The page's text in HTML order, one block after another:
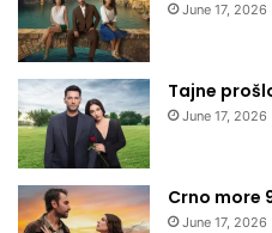
June 17, 2026
Tajne
June 17, 2026
Crno more
June 17, 2026